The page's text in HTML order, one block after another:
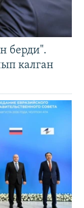
берди".
калган